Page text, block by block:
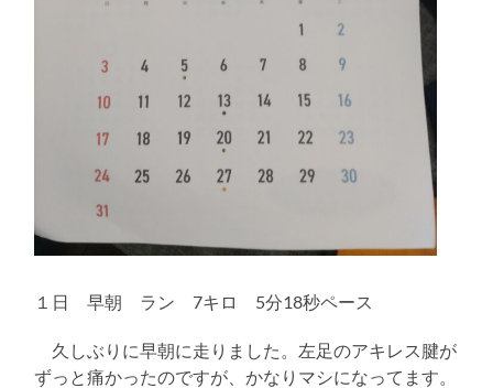
１日 早朝 ラン 7キロ 5分18秒ペース
久しぶりに早朝に走りました。左足のアキレス腱が
ずっと痛かったのですが、かなりマシになってます。